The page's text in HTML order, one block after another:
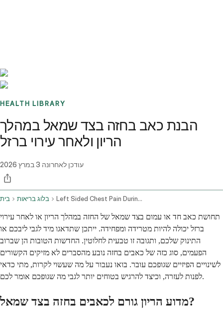
HEALTH LIBRARY
הבנת כאב בחזה בצד שמאל במהלך
הריון ולאחר עירוי ברזל
עודכן לאחרונה 3 במרץ 2026
בית בלוג בריאות Left Sided Chest Pain During Pregnancy And After Iron Infusion
תחושת כאב חד או עמום בצד שמאל של החזה במהלך הריון או לאחר עירוי
ברזל יכולה להיות מטרידה ומפחידה. ייתכן שתדאגו מיד לגבי ליבכם או
התינוק שלכם, ותגובה זו טבעית לחלוטין. החדשות הטובות הן שברוב
הפעמים, סוג כזה של כאבים בחזה נובע מהסברים לא מזיקים הקשורים
לשינויים הפיזיים שגופכם עובר. בואו נעבור על מה שעשוי לקרות, מתי כדאי
לפנות לעזרה, וכיצד להרגיש בטוחים יותר לגבי מה שגופכם אומר לכם.
מדוע הריון גורם לכאבים בחזה בצד שמאל?